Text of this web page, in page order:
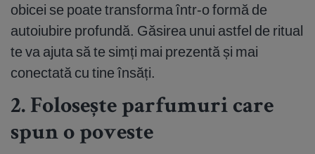
obicei se poate transforma într-o formă de
autoiubire profundă. Găsirea unui astfel de ritual
te va ajuta să te simți mai prezentă și mai
conectată cu tine însăți.
2. Folosește parfumuri care
spun o poveste